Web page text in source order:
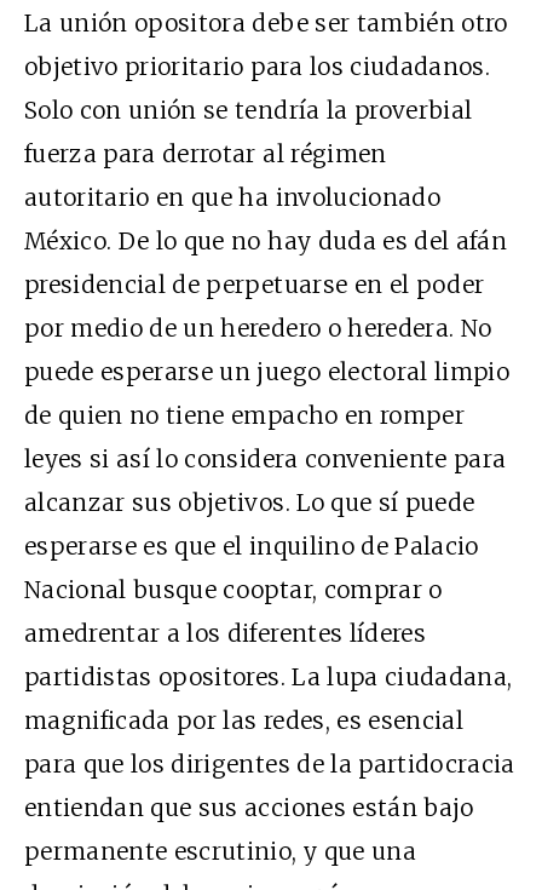
La unión opositora debe ser también otro
objetivo prioritario para los ciudadanos.
Solo con unión se tendría la proverbial
fuerza para derrotar al régimen
autoritario en que ha involucionado
México. De lo que no hay duda es del afán
presidencial de perpetuarse en el poder
por medio de un heredero o heredera. No
puede esperarse un juego electoral limpio
de quien no tiene empacho en romper
leyes si así lo considera conveniente para
alcanzar sus objetivos. Lo que sí puede
esperarse es que el inquilino de Palacio
Nacional busque cooptar, comprar o
amedrentar a los diferentes líderes
partidistas opositores. La lupa ciudadana,
magnificada por las redes, es esencial
para que los dirigentes de la partidocracia
entiendan que sus acciones están bajo
permanente escrutinio, y que una